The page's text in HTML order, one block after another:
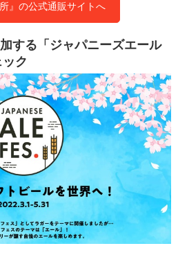
』の公式通販サイトへ
する「ジャパニーズエール
ク